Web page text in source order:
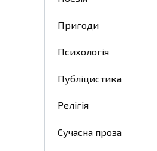
Пригоди
Психологія
Публіцистика
Релігія
Сучасна проза